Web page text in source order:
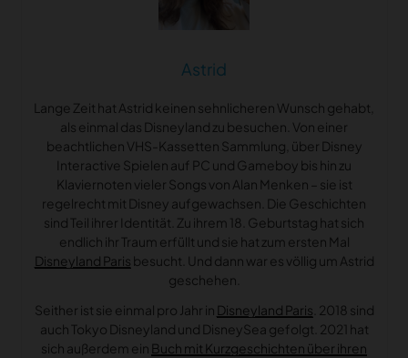
Astrid
Lange Zeit hat Astrid keinen sehnlicheren Wunsch gehabt,
als einmal das Disneyland zu besuchen. Von einer
beachtlichen VHS-Kassetten Sammlung, über Disney
Interactive Spielen auf PC und Gameboy bis hin zu
Klaviernoten vieler Songs von Alan Menken – sie ist
regelrecht mit Disney aufgewachsen. Die Geschichten
sind Teil ihrer Identität. Zu ihrem 18. Geburtstag hat sich
endlich ihr Traum erfüllt und sie hat zum ersten Mal
Disneyland Paris besucht. Und dann war es völlig um Astrid
geschehen.
Seither ist sie einmal pro Jahr in Disneyland Paris . 2018 sind
auch Tokyo Disneyland und DisneySea gefolgt. 2021 hat
sich außerdem ein Buch mit Kurzgeschichten über ihren